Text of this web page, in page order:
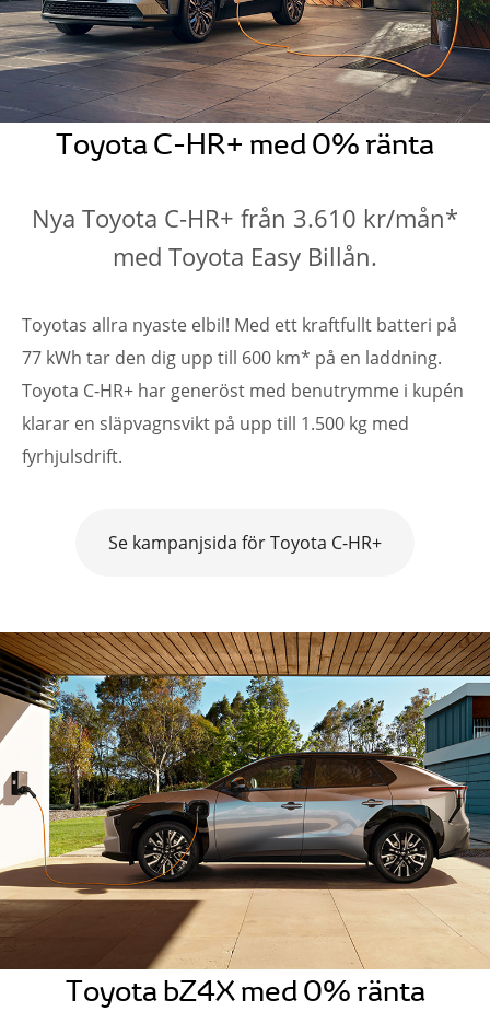
Toyota C-HR+ med 0% ränta
Nya Toyota C-HR+ från 3.610 kr/mån*
med Toyota Easy Billån.
Toyotas allra nyaste elbil! Med ett kraftfullt batteri på
77 kWh tar den dig upp till 600 km* på en laddning.
Toyota C-HR+ har generöst med benutrymme i kupén
klarar en släpvagnsvikt på upp till 1.500 kg med
fyrhjulsdrift.
Se kampanjsida för Toyota C-HR+
Toyota bZ4X med 0% ränta